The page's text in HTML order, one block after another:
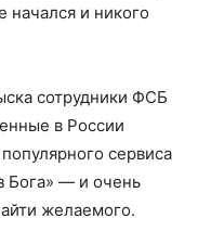
начался и никого
сотрудники ФСБ
в России
сервиса
Бога» — и очень
желаемого.